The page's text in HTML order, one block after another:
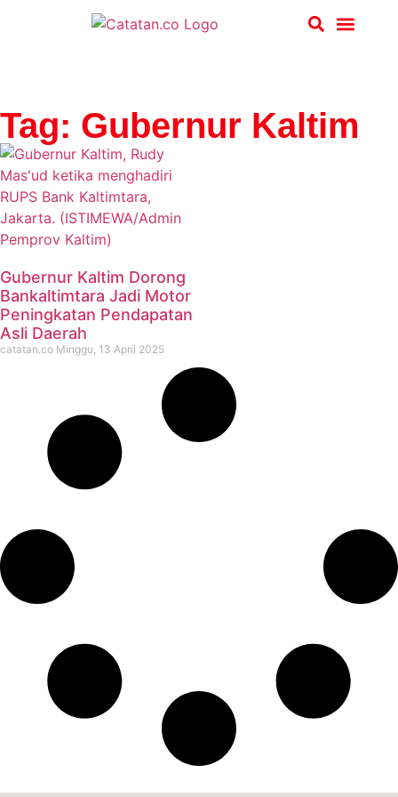
Tag: Gubernur Kaltim
Gubernur Kaltim Dorong
Bankaltimtara Jadi Motor
Peningkatan Pendapatan
Asli Daerah
catatan.co Minggu, 13 April 2025